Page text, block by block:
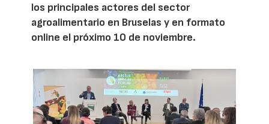
los principales actores del sector
agroalimentario en Bruselas y en formato
online el próximo 10 de noviembre.